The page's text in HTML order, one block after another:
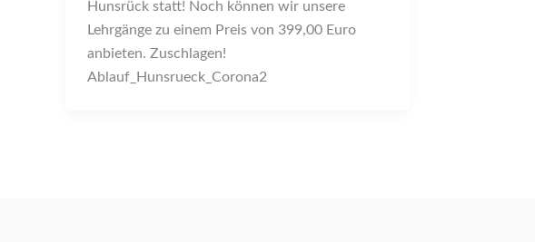
Hunsrück statt! Noch können wir unsere
Lehrgänge zu einem Preis von 399,00 Euro
anbieten. Zuschlagen!
Ablauf_Hunsrueck_Corona2